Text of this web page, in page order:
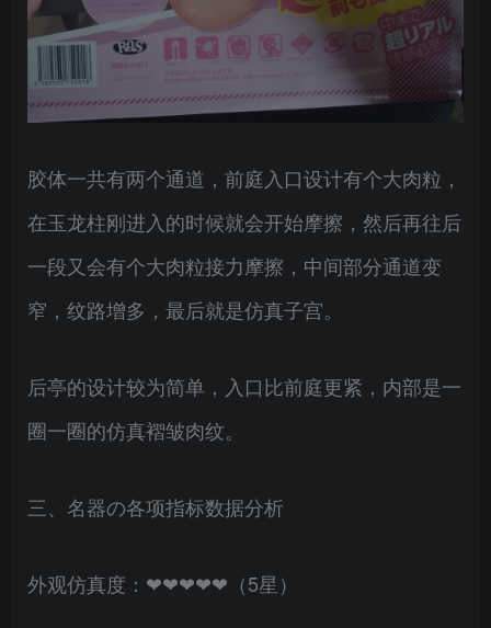
胶体一共有两个通道，前庭入口设计有个大肉粒，
在玉龙柱刚进入的时候就会开始摩擦，然后再往后
一段又会有个大肉粒接力摩擦，中间部分通道变
窄，纹路增多，最后就是仿真子宫。
后亭的设计较为简单，入口比前庭更紧，内部是一
圈一圈的仿真褶皱肉纹。
三、名器の各项指标数据分析
外观仿真度：❤❤❤❤❤（5星）